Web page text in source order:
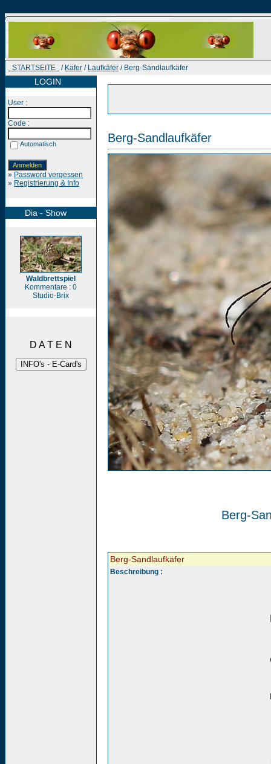
STARTSEITE / Käfer / Laufkäfer / Berg-Sandlaufkäfer
LOGIN
User :
Code :
Automatisch
» Password vergessen
» Registrierung & Info
Dia - Show
Waldbrettspiel
Kommentare : 0
Studio-Brix
D A T E N
Berg-Sandlaufkäfer
Berg-
Berg-Sandlaufkäfer
Beschreibung :